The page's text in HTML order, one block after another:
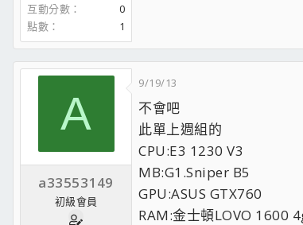
互動分數
0
點數
1
A
a33553149
初級會員
9/19/13
不會吧
此單上週組的
CPU:E3 1230 V3
MB:G1.Sniper B5
GPU:ASUS GTX760
RAM:金士頓LOVO 1600